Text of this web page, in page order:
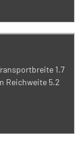
1.7
Reichweite 5.2